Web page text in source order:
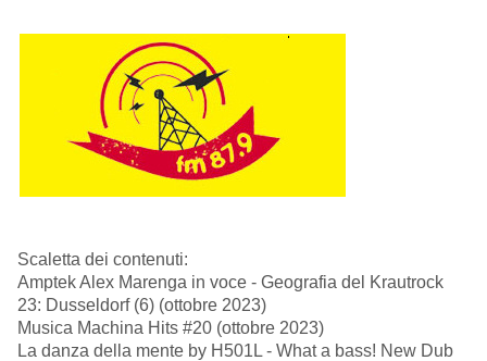
Scaletta dei contenuti:
Amptek Alex Marenga in voce - Geografia del Krautrock
23: Dusseldorf (6) (ottobre 2023)
Musica Machina Hits #20 (ottobre 2023)
La danza della mente by H501L - What a bass! New Dub